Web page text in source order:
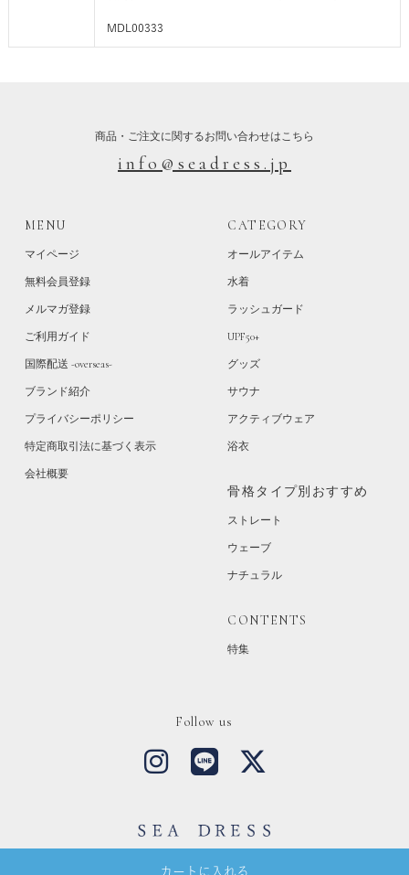
カートに入れる
MDL00333
商品・ご注文に関するお問い合わせはこちら
info@seadress.jp
MENU
マイページ
無料会員登録
メルマガ登録
ご利用ガイド
国際配送 -overseas-
ブランド紹介
プライバシーポリシー
特定商取引法に基づく表示
会社概要
CATEGORY
オールアイテム
水着
ラッシュガード
UPF50+
グッズ
サウナ
アクティブウェア
浴衣
骨格タイプ別おすすめ
ストレート
ウェーブ
ナチュラル
CONTENTS
特集
Follow us
Copyright © SEA DRESS All Rights Reserved.